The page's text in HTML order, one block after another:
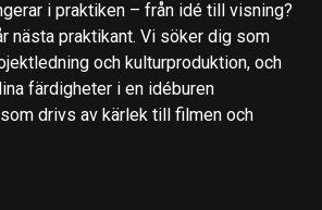
i praktiken – från idé till visning?
nästa praktikant. Vi söker dig som
och kulturproduktion, och
färdigheter i en idéburen
drivs av kärlek till filmen och